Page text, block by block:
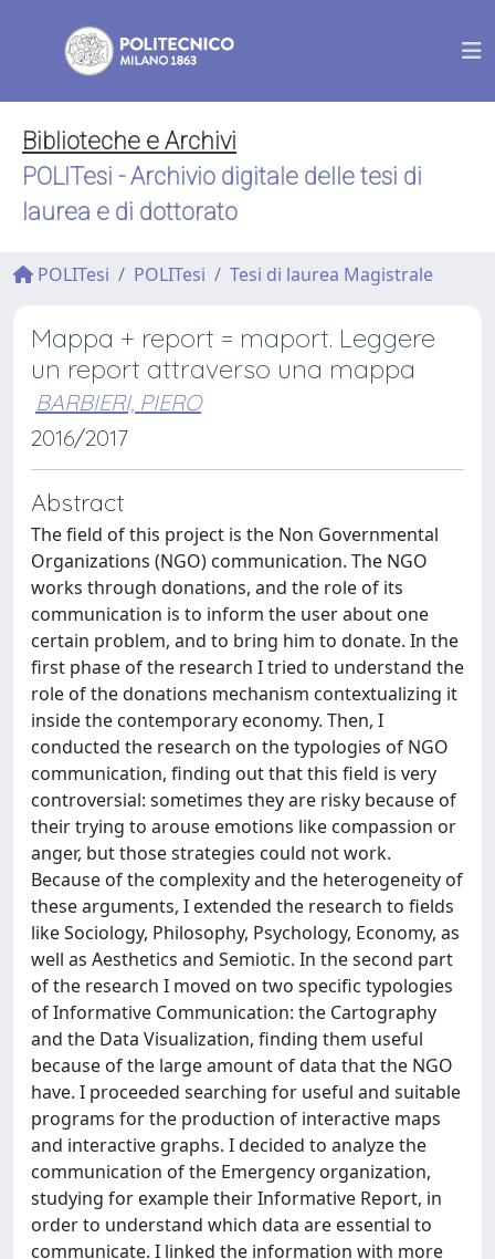
Biblioteche e Archivi
POLITesi - Archivio digitale delle tesi di
laurea e di dottorato
POLITesi POLITesi Tesi di laurea Magistrale
Mappa + report = maport. Leggere
un report attraverso una mappa
BARBIERI, PIERO
2016/2017
Abstract
The field of this project is the Non Governmental
Organizations (NGO) communication. The NGO
works through donations, and the role of its
communication is to inform the user about one
certain problem, and to bring him to donate. In the
first phase of the research I tried to understand the
role of the donations mechanism contextualizing it
inside the contemporary economy. Then, I
conducted the research on the typologies of NGO
communication, finding out that this field is very
controversial: sometimes they are risky because of
their trying to arouse emotions like compassion or
anger, but those strategies could not work.
Because of the complexity and the heterogeneity of
these arguments, I extended the research to fields
like Sociology, Philosophy, Psychology, Economy, as
well as Aesthetics and Semiotic. In the second part
of the research I moved on two specific typologies
of Informative Communication: the Cartography
and the Data Visualization, finding them useful
because of the large amount of data that the NGO
have. I proceeded searching for useful and suitable
programs for the production of interactive maps
and interactive graphs. I decided to analyze the
communication of the Emergency organization,
studying for example their Informative Report, in
order to understand which data are essential to
communicate. I linked the information with more